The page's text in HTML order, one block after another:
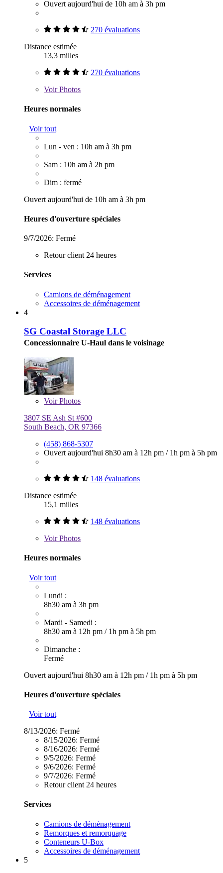
Ouvert aujourd'hui de 10h am à 3h pm
270 évaluations
Distance estimée
13,3 milles
270 évaluations
VoirPhotos
Heures normales
Voir tout
Lun - ven : 10h am à 3h pm
Sam : 10h am à 2h pm
Dim : fermé
Ouvert aujourd'hui de 10h am à 3h pm
Heures d'ouverture spéciales
9/7/2026: Fermé
Retour client 24 heures
Services
Camions de déménagement
Accessoires de déménagement
4
SG Coastal Storage LLC
Concessionnaire U-Haul dans le voisinage
VoirPhotos
3807 SE Ash St #600
South Beach, OR 97366
(458) 868-5307
Ouvert aujourd'hui 8h30 am à 12h pm / 1h pm à 5h pm
148 évaluations
Distance estimée
15,1 milles
148 évaluations
VoirPhotos
Heures normales
Voir tout
Lundi :
8h30 am à 3h pm
Mardi - Samedi :
8h30 am à 12h pm / 1h pm à 5h pm
Dimanche :
Fermé
Ouvert aujourd'hui 8h30 am à 12h pm / 1h pm à 5h pm
Heures d'ouverture spéciales
Voir tout
8/13/2026: Fermé
8/15/2026: Fermé
8/16/2026: Fermé
9/5/2026: Fermé
9/6/2026: Fermé
9/7/2026: Fermé
Retour client 24 heures
Services
Camions de déménagement
Remorques et remorquage
Conteneurs U-Box
Accessoires de déménagement
5